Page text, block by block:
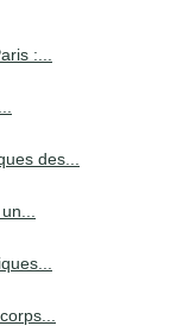
:...
des...